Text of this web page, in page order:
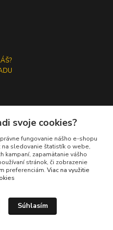
svoje cookies?
fungovanie nášho e-shopu
sledovanie štatistík o webe,
kampaní, zapamätanie vášho
stránok, či zobrazenie
preferenciám. Viac na využitie
Súhlasím